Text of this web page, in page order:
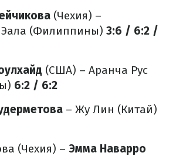
(Чехия) –
Эала (Филиппины) 3:6 / 6:2 /
(США) – Аранча Рус
6:2 / 6:2
– Жу Лин (Китай)
(Чехия) – Эмма Наварро